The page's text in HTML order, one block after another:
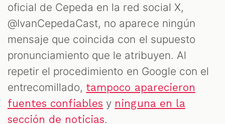
oficial de Cepeda en la red social X,
@IvanCepedaCast, no aparece ningún
mensaje que coincida con el supuesto
pronunciamiento que le atribuyen. Al
repetir el procedimiento en Google con el
entrecomillado, tampoco aparecieron
fuentes confiables y ninguna en la
sección de noticias.